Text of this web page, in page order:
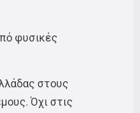
φυσικές
στους
Όχι στις